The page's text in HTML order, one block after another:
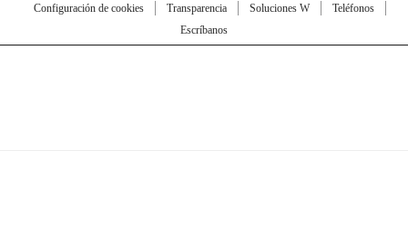
Configuración de cookies
Transparencia Soluciones W
Teléfonos
Escríbanos